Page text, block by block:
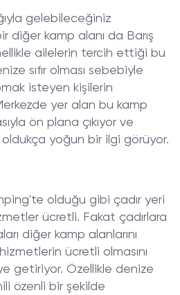
gelebileceğiniz
diğer kamp alanı da Barış
ailelerin tercih ettiği bu
sıfır olması sebebiyle
isteyen kişilerin
yer alan bu kamp
ön plana çıkıyor ve
oldukça yoğun bir ilgi görüyor.
olduğu gibi çadır yeri
ücretli. Fakat çadırlara
diğer kamp alanlarını
ücretli olmasını
getiriyor. Özellikle denize
özenli bir şekilde